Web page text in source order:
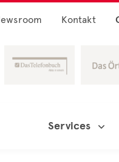
Kontakt
Services